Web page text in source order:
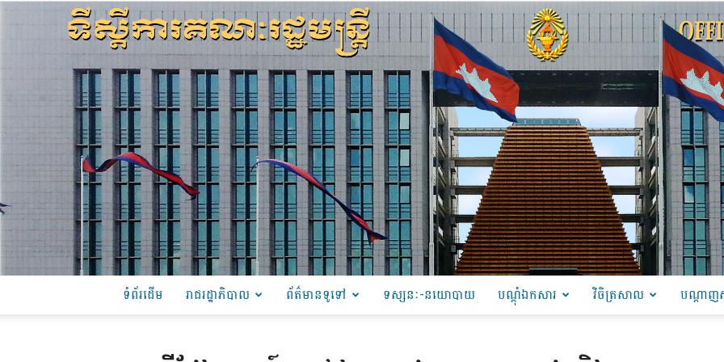
ទំព័រដើម រាជរដ្ឋាភិបាល ព័ត៌មានទូទៅ ទស្សនៈ-នយោបាយ បណ្ដុំឯកសារ វិចិត្រសាល បណ្តាញ